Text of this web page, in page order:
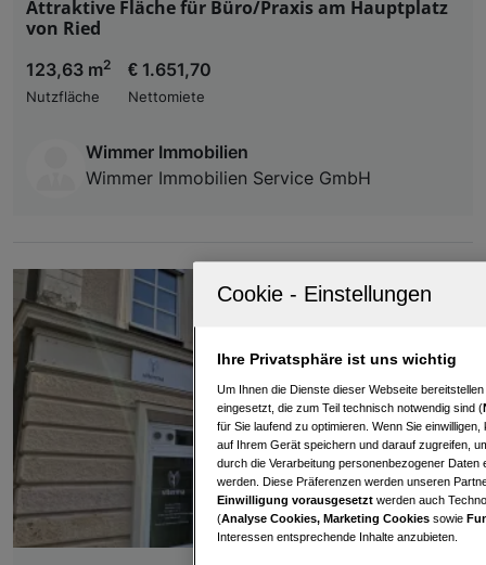
Attraktive Fläche für Büro/Praxis am Hauptplatz
von Ried
123,63 m2
Nutzfläche
€ 1.651,70
Nettomiete
Wimmer Immobilien
Wimmer Immobilien Service GmbH
Ihre Privatsphäre ist uns wichtig
Um Ihnen die Dienste dieser Webseite
eingesetzt, die zum Teil technisch notwendig sind (
für Sie laufend zu optimieren. Wenn Sie
auf Ihrem Gerät speichern und darauf zugreifen,
durch die Verarbeitung personenbezogener
werden. Diese Präferenzen werden unseren
Einwilligung vorausgesetzt werden auch
(Analyse Cookies, Marketing Cookies sowie
Interessen entsprechende Inhalte anzubieten.